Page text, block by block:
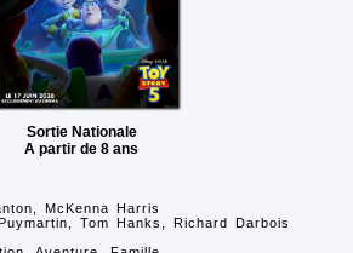
Sortie Nationale
A partir de 8 ans
McKenna Harris
Tom Hanks, Richard Darbois